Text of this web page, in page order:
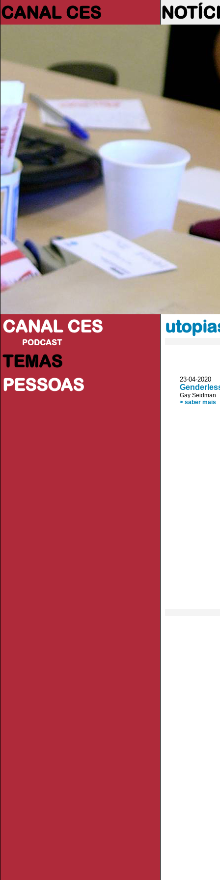
CANAL CES
CANAL CES
PODCAST
TEMAS
PESSOAS
23-04-
Gay Seidman
> saber mais